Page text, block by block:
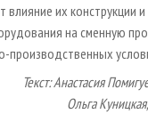
влияние их конструкции
на сменную
производственных
Текст: Анастасия
Ольга